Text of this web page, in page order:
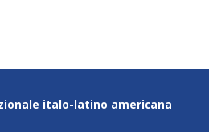
italo-latino americana